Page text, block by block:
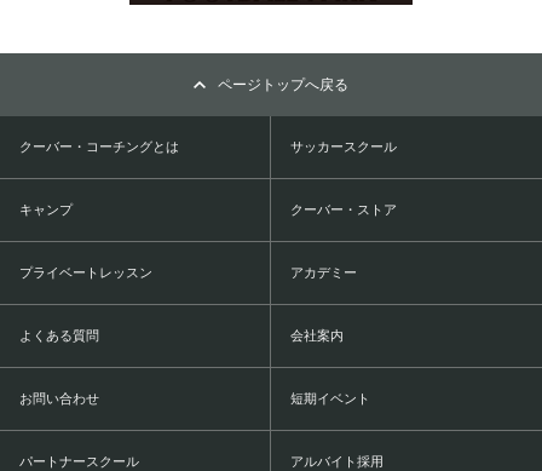
ページトップへ戻る
クーバー・コーチングとは サッカースクール
キャンプ クーバー・ストア
プライベートレッスン アカデミー
よくある質問 会社案内
お問い合わせ 短期イベント
パートナースクール アルバイト採用